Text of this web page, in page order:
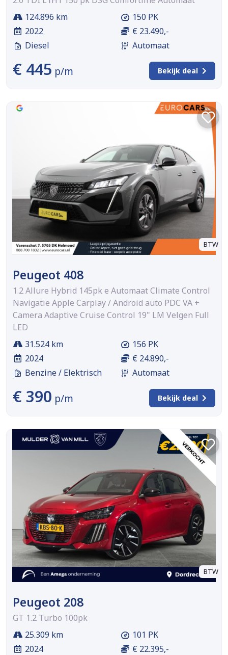
124.896 km
2022
Diesel
150 PK
€ 23.490,-
Automaat
€ 445 p/m Bekijk deal
BTW
Peugeot 408
1.2 Allure Hybrid 145pk e Automaat Climate Control
Navigatie Apple Carplay / Android auto PDC VA +
Camera Adaptive Cruise Control 19" LM Velgen Full
LED
31.524 km
2024
Benzine / Elektrisch
156 PK
€ 24.890,-
Automaat
€ 390 p/m Bekijk deal
BTW
Peugeot 208
GT 1.2 Turbo 100pk
25.309 km
2024
101 PK
€ 22.395,-